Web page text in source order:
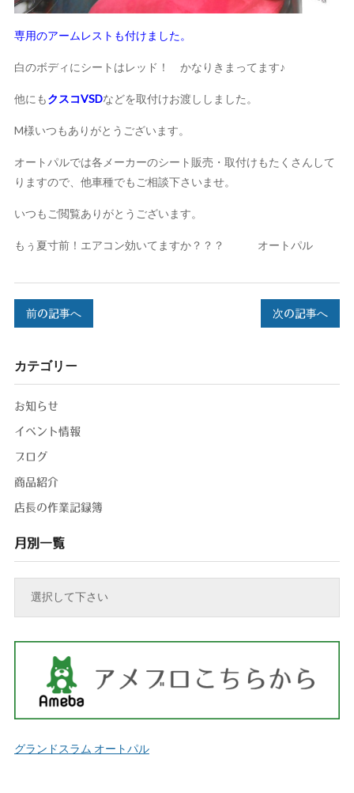
専用のアームレストも付けました。
白のボディにシートはレッド！ かなりきまってます♪
他にもクスコVSDなどを取付けお渡ししました。
M様いつもありがとうございます。
オートパルでは各メーカーのシート販売・取付けもたくさんして
りますので、他車種でもご相談下さいませ。
いつもご閲覧ありがとうございます。
もぅ夏寸前！エアコン効いてますか？？？ オートパル
次の記事へ
前の記事へ
カテゴリー
お知らせ
イベント情報
ブログ
商品紹介
店長の作業記録簿
月別一覧
グランドスラム オートパル